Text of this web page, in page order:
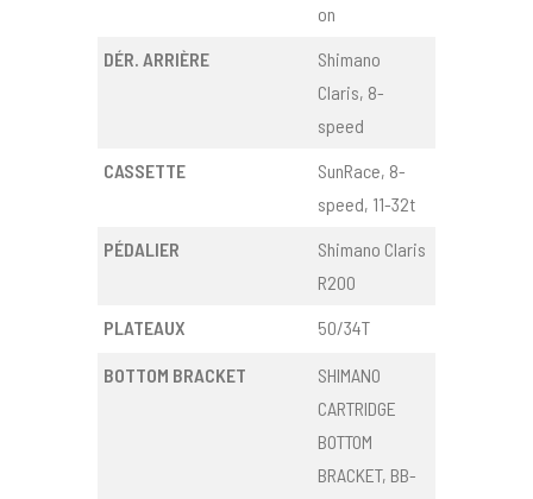
on
DÉR. ARRIÈRE
Shimano
Claris, 8-
speed
CASSETTE
SunRace, 8-
speed, 11-32t
PÉDALIER
Shimano Claris
R200
PLATEAUX
50/34T
BOTTOM BRACKET
SHIMANO
CARTRIDGE
BOTTOM
BRACKET, BB-